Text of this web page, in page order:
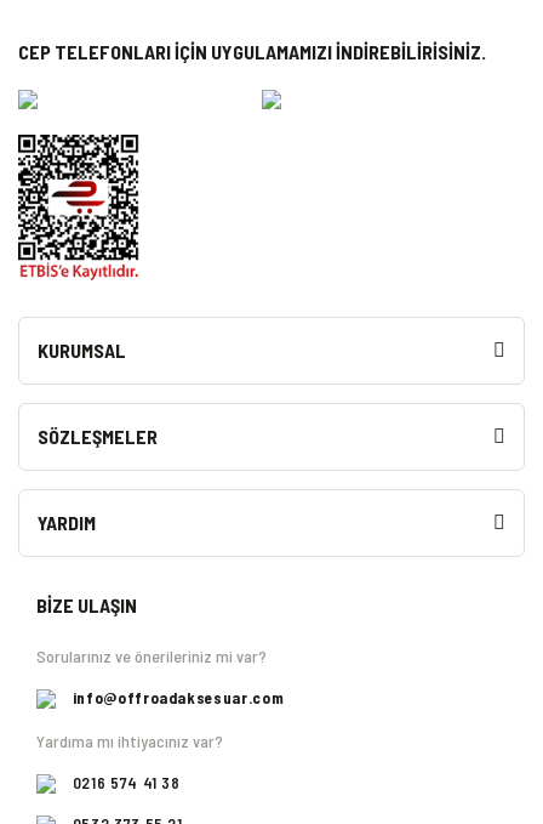
CEP TELEFONLARI İÇİN UYGULAMAMIZI İNDİREBİLİRİSİNİZ.
KURUMSAL
SÖZLEŞMELER
YARDIM
BİZE ULAŞIN
Sorularınız ve önerileriniz mi var?
info@offroadaksesuar.com
Yardıma mı ihtiyacınız var?
0216 574 41 38